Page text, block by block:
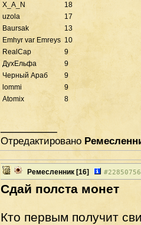
X_A_N
18
uzola
17
Baursak
13
Emhyr var Emreys 10
RealCap
9
ДухЕльфа
9
Черный Араб
9
lommi
9
Atomix
8
________
Отредактировано
Ремесленник [16] #
Сдай полста монет
Кто первым получит